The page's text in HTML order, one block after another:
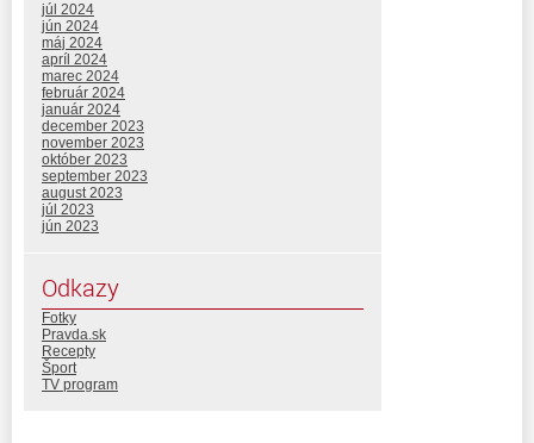
júl 2024
jún 2024
máj 2024
apríl 2024
marec 2024
február 2024
január 2024
december 2023
november 2023
október 2023
september 2023
august 2023
júl 2023
jún 2023
Odkazy
Fotky
Pravda.sk
Recepty
Šport
TV program